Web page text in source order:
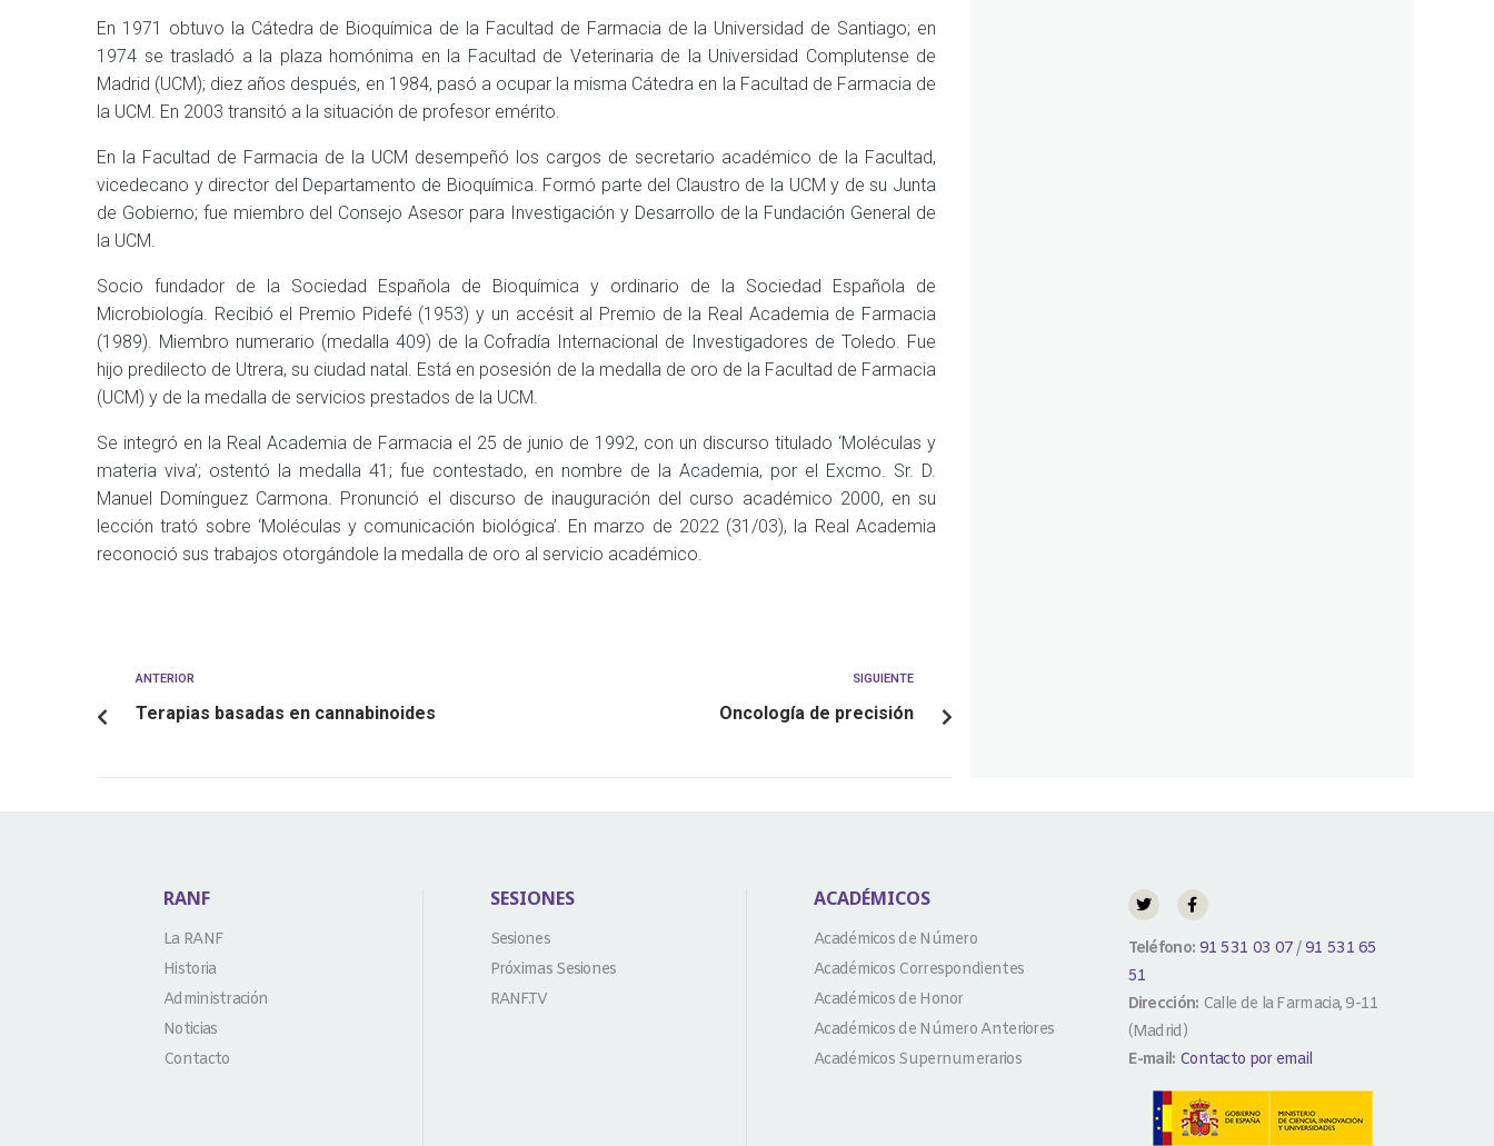
En 1971 obtuvo la Cátedra de Bioquímica de la Facultad de Farmacia de la Universidad de Santiago; en
1974 se trasladó a la plaza homónima en la Facultad de Veterinaria de la Universidad Complutense de
Madrid (UCM); diez años después, en 1984, pasó a ocupar la misma Cátedra en la Facultad de Farmacia de
la UCM. En 2003 transitó a la situación de profesor emérito.
En la Facultad de Farmacia de la UCM desempeñó los cargos de secretario académico de la Facultad,
vicedecano y director del Departamento de Bioquímica. Formó parte del Claustro de la UCM y de su Junta
de Gobierno; fue miembro del Consejo Asesor para Investigación y Desarrollo de la Fundación General de
la UCM.
Socio fundador de la Sociedad Española de Bioquímica y ordinario de la Sociedad Española de
Microbiología. Recibió el Premio Pidefé (1953) y un accésit al Premio de la Real Academia de Farmacia
(1989). Miembro numerario (medalla 409) de la Cofradía Internacional de Investigadores de Toledo. Fue
hijo predilecto de Utrera, su ciudad natal. Está en posesión de la medalla de oro de la Facultad de Farmacia
(UCM) y de la medalla de servicios prestados de la UCM.
Se integró en la Real Academia de Farmacia el 25 de junio de 1992, con un discurso titulado ‘Moléculas y
materia viva’; ostentó la medalla 41; fue contestado, en nombre de la Academia, por el Excmo. Sr. D.
Manuel Domínguez Carmona. Pronunció el discurso de inauguración del curso académico 2000, en su
lección trató sobre ‘Moléculas y comunicación biológica’. En marzo de 2022 (31/03), la Real Academia
reconoció sus trabajos otorgándole la medalla de oro al servicio académico.
ANTERIOR
Terapias basadas en cannabinoides
SIGUIENTE
Oncología de precisión
RANF
La RANF
Historia
Administración
Noticias
Contacto
SESIONES
Sesiones
Próximas Sesiones
RANF.TV
ACADÉMICOS
Académicos de Número
Académicos Correspondientes
Académicos de Honor
Académicos de Número Anteriores
Académicos Supernumerarios
Teléfono: 91 531 03 07/91 531 65
51
Dirección: Calle de la Farmacia, 9-11
(Madrid)
E-mail: Contacto por email